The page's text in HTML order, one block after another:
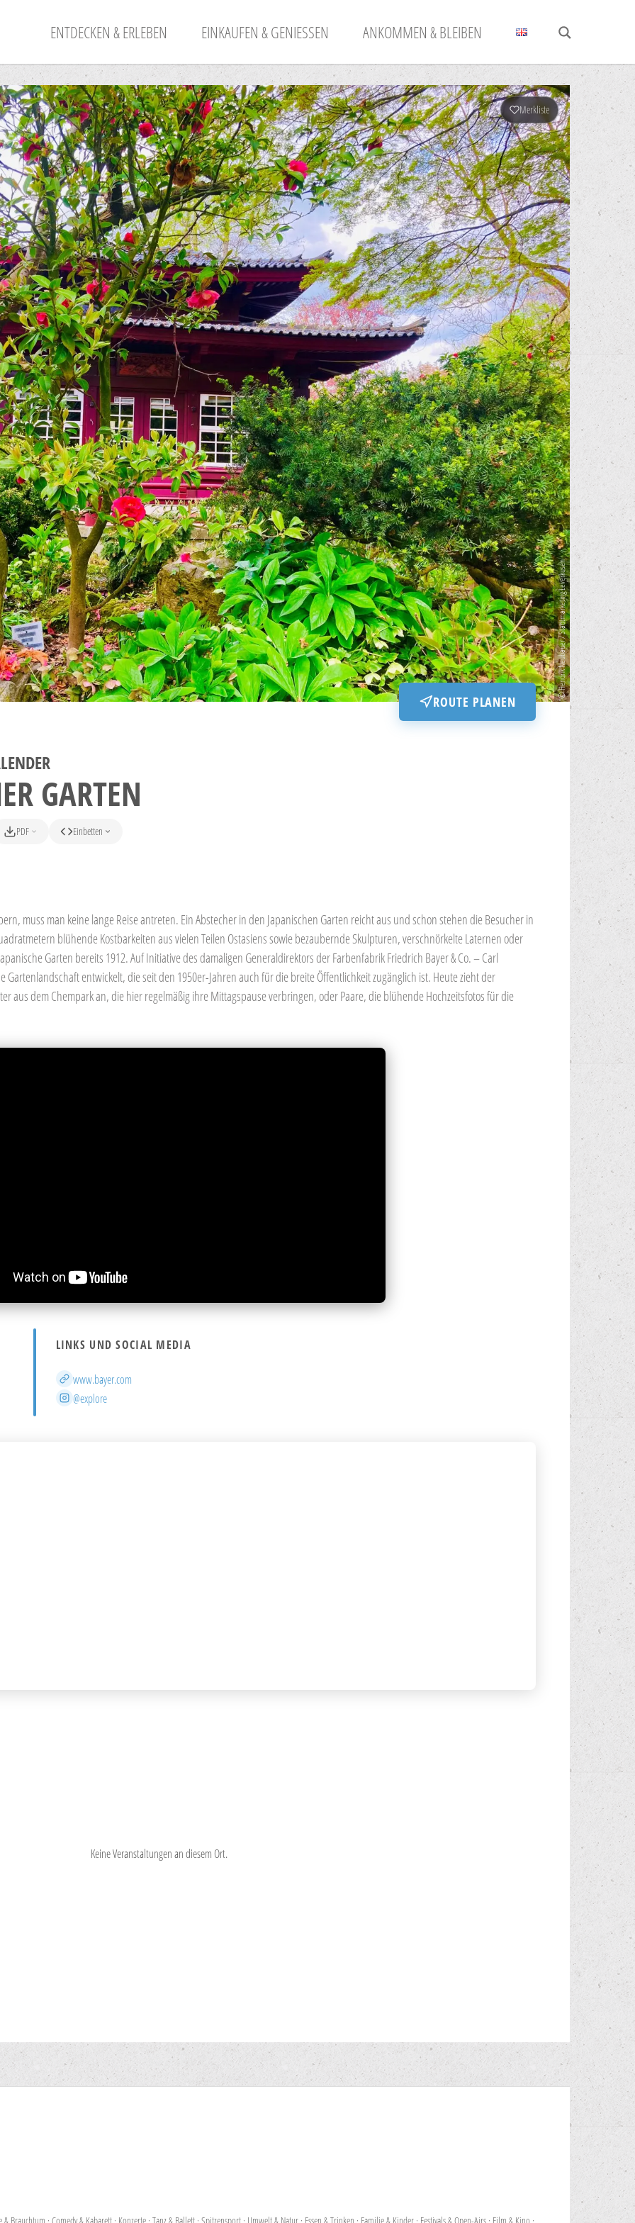
ENTDECKEN & ERLEBEN EINKAUFEN & GENIESSEN ANKOMMEN & BLEIBEN
Merkliste
© Hendrik Neubauer / Stadtmarketing Leverkusen
ROUTE PLANEN
GARTEN
PDF Einbetten
muss man keine lange Reise antreten. Ein Abstecher in den Japanischen Garten reicht aus und schon stehen die Besucher in
blühende Kostbarkeiten aus vielen Teilen Ostasiens sowie bezaubernde Skulpturen, verschnörkelte Laternen oder
Garten bereits 1912. Auf Initiative des damaligen Generaldirektors der Farbenfabrik Friedrich Bayer & Co. – Carl
entwickelt, die seit den 1950er-Jahren auch für die breite Öffentlichkeit zugänglich ist. Heute zieht der
aus dem Chempark an, die hier regelmäßig ihre Mittagspause verbringen, oder Paare, die blühende Hochzeitsfotos für die
LINKS UND SOCIAL MEDIA
Website
www.bayer.com
Instagram
@explore
Keine Veranstaltungen an diesem Ort.